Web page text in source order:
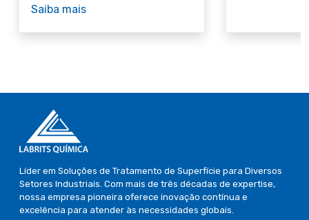
Saiba mais
Líder em Soluções de Tratamento de Superfície para Diversos
Setores Industriais. Com mais de três décadas de expertise,
nossa empresa pioneira oferece inovação contínua e
excelência para atender às necessidades globais.